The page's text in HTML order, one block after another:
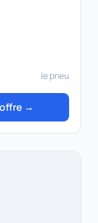
le pneu
→